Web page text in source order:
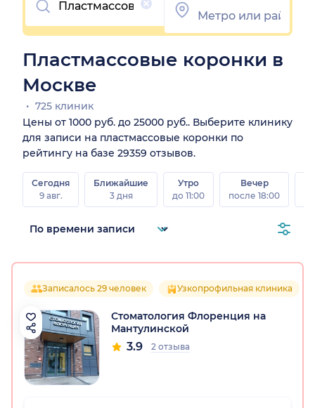
Пластмассовые коронки в
Москве
725 клиник
Цены от 1000 руб. до 25000 руб.. Выберите клинику
для записи на пластмассовые коронки по
рейтингу на базе 29359 отзывов.
Сегодня
9 авг.
Ближайшие
3 дня
Утро
до 11:00
Вечер
после 18:00
Записалось 29 человек Узкопрофильная клиника
Стоматология Флоренция на
Мантулинской
3.9 2 отзыва